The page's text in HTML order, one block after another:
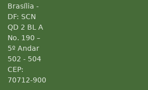
Brasília -
DF: SCN
QD 2 BL A
No. 190 –
5º Andar
502 - 504
CEP:
70712-900